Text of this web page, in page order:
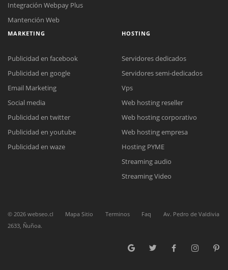
Reunión online
Nuestros ejecutivos le enviarán un correo electrónico con el enlace a
Meet para la reunión online.
Cotización
Complete el formulario y nos contactaremos a la brevedad.
Chat Online
para enviarnos un correo electrónico con sus datos personales.
Integración Webpay Plus
Mantención Web
MARKETING
Publicidad en facebook
Publicidad en google
Email Marketing
Social media
Publicidad en twitter
Publicidad en youtube
Publicidad en waze
HOSTING
Servidores dedicados
Servidores semi-dedicados
Vps
Web hosting reseller
Web hosting corporativo
Web hosting empresa
Hosting PYME
Streaming audio
Streaming Video
© 2026 webseo.cl Mapa Sitio Terminos Faq
Av. Pedro de Valdivia
2633, Ñuñoa.